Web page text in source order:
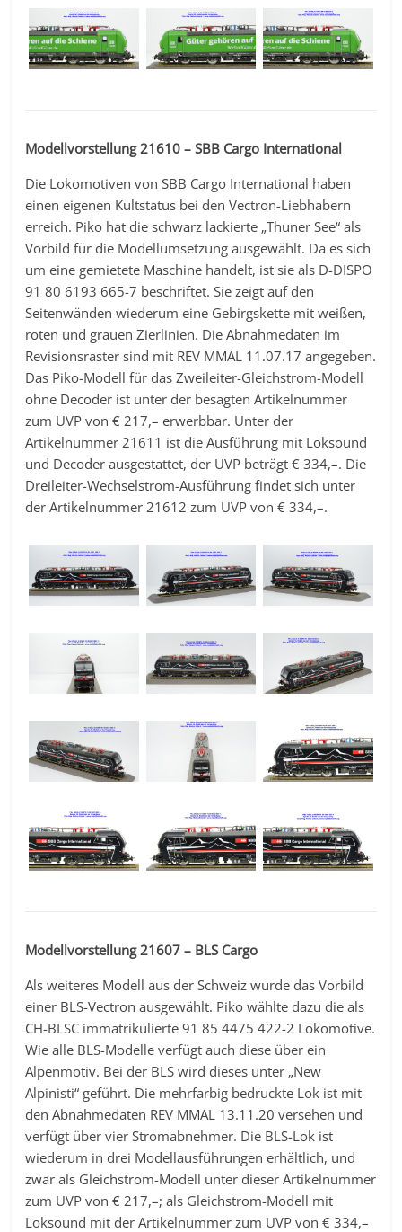
Modellvorstellung 21610 – SBB Cargo International
Die Lokomotiven von SBB Cargo International haben
einen eigenen Kultstatus bei den Vectron-Liebhabern
erreich. Piko hat die schwarz lackierte „Thuner See“ als
Vorbild für die Modellumsetzung ausgewählt. Da es sich
um eine gemietete Maschine handelt, ist sie als D-DISPO
91 80 6193 665-7 beschriftet. Sie zeigt auf den
Seitenwänden wiederum eine Gebirgskette mit weißen,
roten und grauen Zierlinien. Die Abnahmedaten im
Revisionsraster sind mit REV MMAL 11.07.17 angegeben.
Das Piko-Modell für das Zweileiter-Gleichstrom-Modell
ohne Decoder ist unter der besagten Artikelnummer
zum UVP von € 217,– erwerbbar. Unter der
Artikelnummer 21611 ist die Ausführung mit Loksound
und Decoder ausgestattet, der UVP beträgt € 334,–. Die
Dreileiter-Wechselstrom-Ausführung findet sich unter
der Artikelnummer 21612 zum UVP von € 334,–.
Modellvorstellung 21607 – BLS Cargo
Als weiteres Modell aus der Schweiz wurde das Vorbild
einer BLS-Vectron ausgewählt. Piko wählte dazu die als
CH-BLSC immatrikulierte 91 85 4475 422-2 Lokomotive.
Wie alle BLS-Modelle verfügt auch diese über ein
Alpenmotiv. Bei der BLS wird dieses unter „New
Alpinisti“ geführt. Die mehrfarbig bedruckte Lok ist mit
den Abnahmedaten REV MMAL 13.11.20 versehen und
verfügt über vier Stromabnehmer. Die BLS-Lok ist
wiederum in drei Modellausführungen erhältlich, und
zwar als Gleichstrom-Modell unter dieser Artikelnummer
zum UVP von € 217,–; als Gleichstrom-Modell mit
Loksound mit der Artikelnummer zum UVP von € 334,–